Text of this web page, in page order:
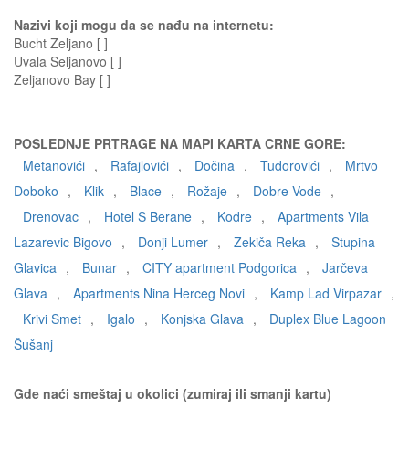
Nazivi koji mogu da se nađu na internetu:
Bucht Zeljano [ ]
Uvala Seljanovo [ ]
Zeljanovo Bay [ ]
POSLEDNJE PRTRAGE NA MAPI KARTA CRNE GORE:
Metanovići , Rafajlovići , Dočina , Tudorovići ,
Mrtvo
Doboko , Klik , Blace , Rožaje , Dobre Vode ,
Drenovac , Hotel S Berane , Kodre ,
Apartments Vila
Lazarevic Bigovo , Donji Lumer , Zekiča Reka ,
Stupina
Glavica , Bunar , CITY apartment Podgorica ,
Jarčeva
Glava , Apartments Nina Herceg Novi , Kamp Lad Virpazar ,
Krivi Smet , Igalo , Konjska Glava ,
Duplex Blue Lagoon
Šušanj
Gde naći smeštaj u okolici (zumiraj ili smanji kartu)